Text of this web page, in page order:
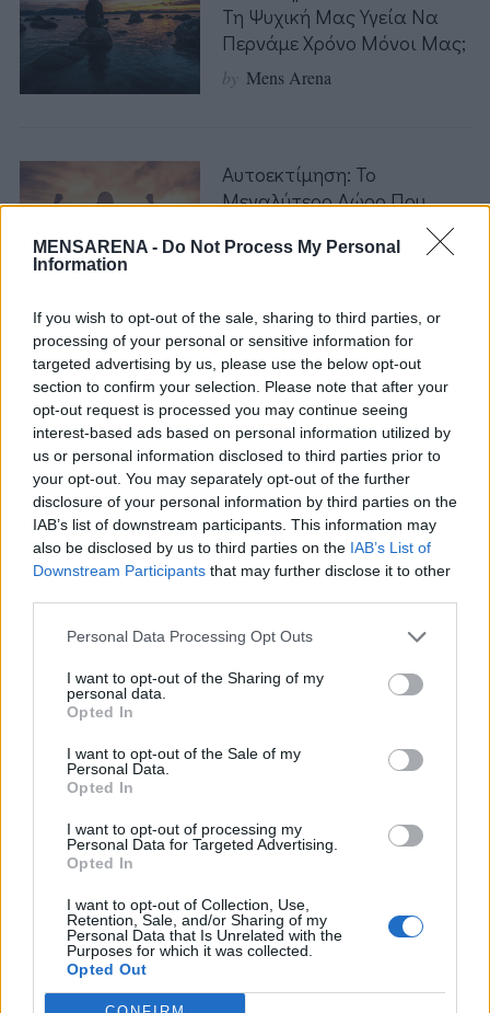
MENSARENA - Do Not Process My Personal
Information
If you wish to opt-out of the sale, sharing to third parties, or
processing of your personal or sensitive information for
targeted advertising by us, please use the below opt-out
section to confirm your selection. Please note that after your
opt-out request is processed you may continue seeing
interest-based ads based on personal information utilized by
us or personal information disclosed to third parties prior to
your opt-out. You may separately opt-out of the further
disclosure of your personal information by third parties on the
IAB’s list of downstream participants. This information may
also be disclosed by us to third parties on the IAB’s List of
Downstream Participants that may further disclose it to other
Personal Data Processing Opt Outs
I want to opt-out of the Sharing of my
personal data.
Opted In
I want to opt-out of the Sale of my
Personal Data.
Opted In
I want to opt-out of processing my
Personal Data for Targeted Advertising.
Opted In
I want to opt-out of Collection, Use,
Retention, Sale, and/or Sharing of my
Personal Data that Is Unrelated with the
Purposes for which it was collected.
Opted Out
Τη Ψυχική Μας Υγεία Να
Περνάμε Χρόνο Μόνοι Μας;
by Mens Arena
Αυτοεκτίμηση: Το
Μεγαλύτερο Δώρο Που
Μπορείτε Να Κάνετε Στο
Παιδί Σας
8 Τρόποι Με Τους Οποίους
Ένας Άντρας Δείχνει Την
Προσωπικότητά Του Μέσω
Του Χιούμορ Του
by Mens Arena
NEWSARENA NEWSLETTER
S
e
a
r
c
h
f
r
: